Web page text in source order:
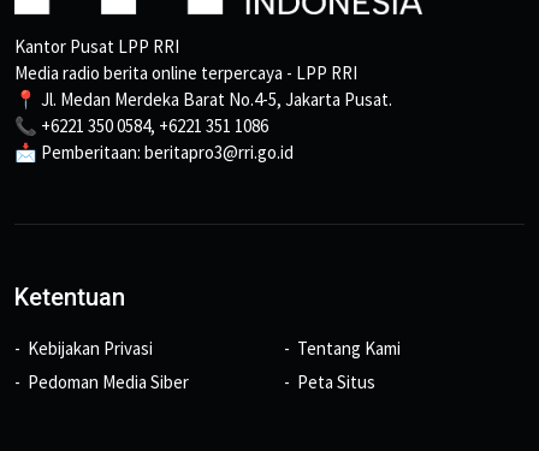
Kantor Pusat LPP RRI
Media radio berita online terpercaya - LPP RRI
📍 Jl. Medan Merdeka Barat No.4-5, Jakarta Pusat.
📞 +6221 350 0584, +6221 351 1086
📩 Pemberitaan: beritapro3@rri.go.id
Ketentuan
Kebijakan Privasi
Pedoman Media Siber
Tentang Kami
Peta Situs